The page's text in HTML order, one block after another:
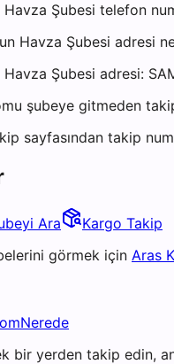
Şubesi telefon
Havza Şubesi adresi
Şubesi adresi:
şubeye gitmeden
sayfasından takip
Ara
Kargo Takip
görmek için Aras
bir yerden takip edin,